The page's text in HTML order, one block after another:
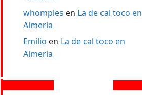
whomples en La de cal toco en
Almeria
Emilio en La de cal toco en
Almeria